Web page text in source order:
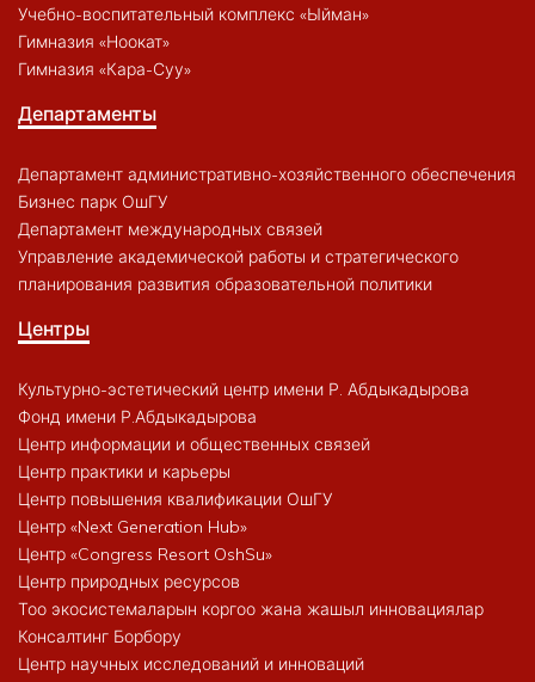
Учебно-воспитательный комплекс «Ыйман»
Гимназия «Ноокат»
Гимназия «Кара-Суу»
Департаменты
Департамент административно-хозяйственного обеспечения
Бизнес парк ОшГУ
Департамент международных связей
Управление академической работы и стратегического
планирования развития образовательной политики
Центры
Культурно-эстетический центр имени Р. Абдыкадырова
Фонд имени Р.Абдыкадырова
Центр информации и общественных связей
Центр практики и карьеры
Центр повышения квалификации ОшГУ
Центр «Next Generation Hub»
Центр «Congress Resort OshSu»
Центр природных ресурсов
Тоо экосистемаларын коргоо жана жашыл инновациялар
Консалтинг Борбору
Центр научных исследований и инноваций